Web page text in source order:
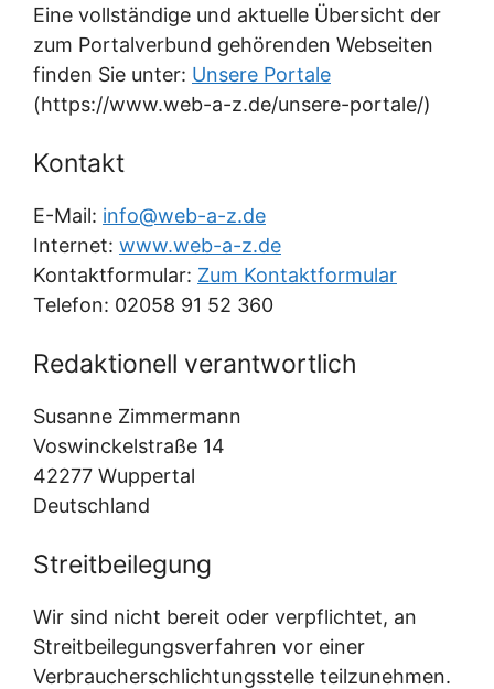
Eine vollständige und aktuelle Übersicht der
zum Portalverbund gehörenden Webseiten
finden Sie unter: Unsere Portale
(https://www.web-a-z.de/unsere-portale/)
Kontakt
E-Mail: info@web-a-z.de
Internet: www.web-a-z.de
Kontaktformular: Zum Kontaktformular
Telefon: 02058 91 52 360
Redaktionell verantwortlich
Susanne Zimmermann
Voswinckelstraße 14
42277 Wuppertal
Deutschland
Streitbeilegung
Wir sind nicht bereit oder verpflichtet, an
Streitbeilegungsverfahren vor einer
Verbraucherschlichtungsstelle teilzunehmen.